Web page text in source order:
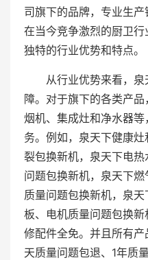
司旗下的品牌，专业生产
在当今竞争激烈的厨卫
独特的行业优势和特点。
从行业优势来看，
障。对于旗下的各类产
烟机、集成灶和净水器
务。例如，泉天下健康
裂包换新机，泉天下电
问题包换新机，泉天下
质量问题包换新机，泉
板、电机质量问题包换
修配件全免。并且所有
天质量问题包退、1年质